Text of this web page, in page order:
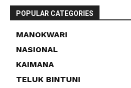
POPULAR CATEGORIES
MANOKWARI
NASIONAL
KAIMANA
TELUK BINTUNI